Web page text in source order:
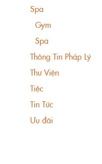
Spa
Gym
Spa
Thông Tin Pháp Lý
Thư Viện
Tiệc
Tin Tức
Ưu đãi